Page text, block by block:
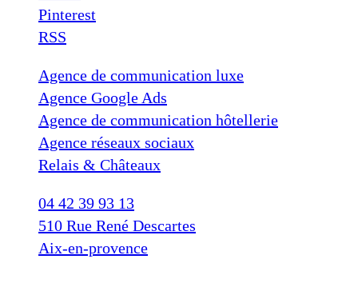
Pinterest
RSS
Agence de communication luxe
Agence Google Ads
Agence de communication hôtellerie
Agence réseaux sociaux
Relais & Châteaux
04 42 39 93 13
510 Rue René Descartes
Aix-en-provence